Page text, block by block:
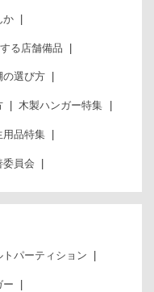
か
る店舗備品
の選び方
木製ハンガー特集
用品特集
委員会
トパーティション
ー